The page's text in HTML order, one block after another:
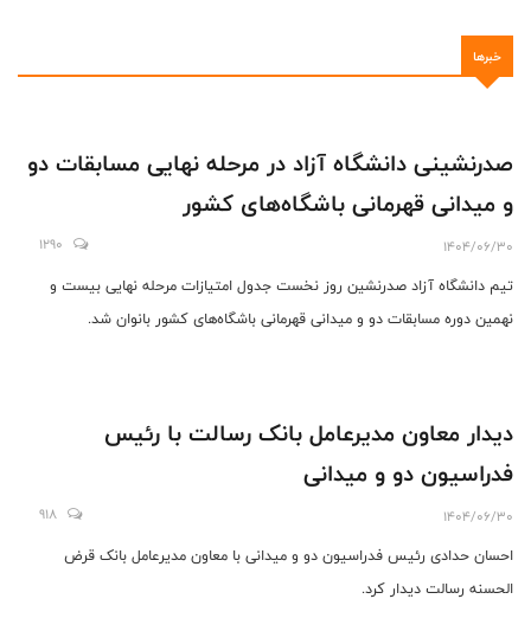
-
-
-
خبرها
صدرنشینی دانشگاه آزاد در مرحله نهایی مسابقات دو
و میدانی قهرمانی باشگاه‌های کشور
1404/06/30
1290
تیم دانشگاه آزاد صدرنشین روز نخست جدول امتیازات مرحله نهایی بیست و
نهمین دوره مسابقات دو و میدانی قهرمانی باشگاه‌های کشور بانوان شد.
دیدار معاون مدیرعامل بانک رسالت با رئیس
فدراسیون دو و میدانی
1404/06/30
918
احسان حدادی رئیس فدراسیون دو و میدانی با معاون مدیرعامل بانک قرض
الحسنه رسالت دیدار کرد.